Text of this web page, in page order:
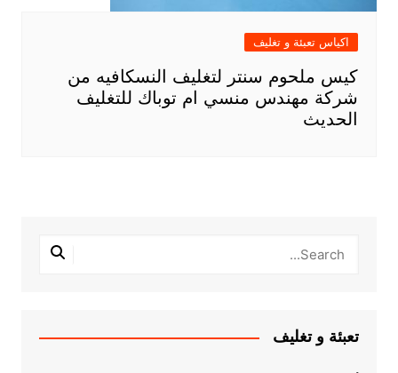
اكياس تعبئة و تغليف
كيس ملحوم سنتر لتغليف النسكافيه من
شركة مهندس منسي ام توباك للتغليف
الحديث
تعبئة و تغليف